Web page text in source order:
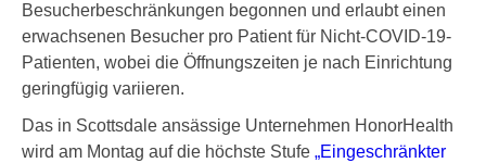
Besucherbeschränkungen begonnen und erlaubt einen
erwachsenen Besucher pro Patient für Nicht-COVID-19-
Patienten, wobei die Öffnungszeiten je nach Einrichtung
geringfügig variieren.
Das in Scottsdale ansässige Unternehmen HonorHealth
wird am Montag auf die höchste Stufe „Eingeschränkter